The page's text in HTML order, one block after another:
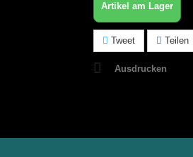
Artikel am Lager
Tweet Teilen
Ausdrucken